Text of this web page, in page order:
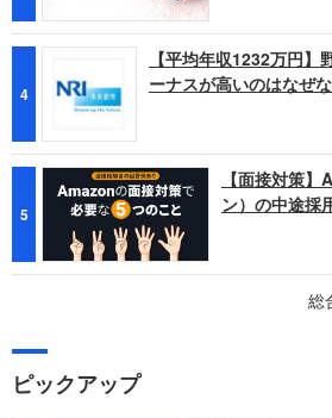
4
【平均年収1232万円
ーナスが高いのはなぜ
5
【面接対策
ン）の中途採
総
ピックアップ